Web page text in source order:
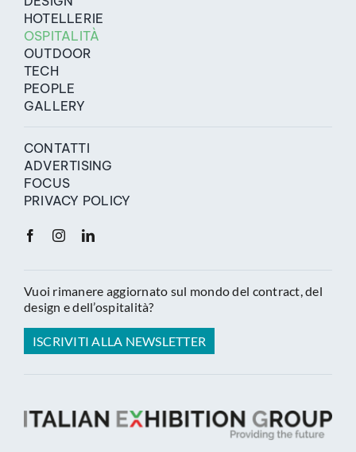
HOTELLERIE
OSPITALITÀ
OUTDOOR
TECH
PEOPLE
GALLERY
CONTATTI
ADVERTISING
FOCUS
PRIVACY POLICY
Vuoi rimanere aggiornato sul mondo del contract, del
design e dell’ospitalità?
ISCRIVITI ALLA NEWSLETTER